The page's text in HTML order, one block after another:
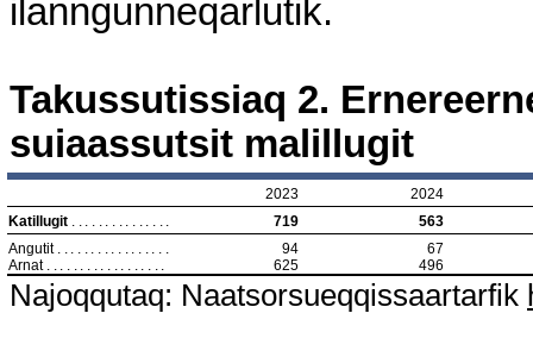
ilanngunneqarlutik.
Takussutissiaq 2.
suiaassutsit malillugit
2023
2024
Katillugit ............... 719
563
Angutit ................. 94
67
Arnat .................. 625 496
Najoqqutaq: Naatsorsueqqissaartarfik